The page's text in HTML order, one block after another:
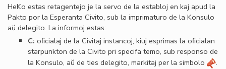
HeKo estas retagentejo je la servo de la establoj en kaj apud la
Pakto por la Esperanta Civito, sub la imprimaturo de la Konsulo
aŭ delegito. La informoj estas:
C: oﬁcialaj de la Civitaj instancoj, kiuj esprimas la oﬁcialan
starpunkton de la Civito pri specifa temo, sub responso de
la Konsulo, aŭ de ties delegito, markitaj per la simbolo
.